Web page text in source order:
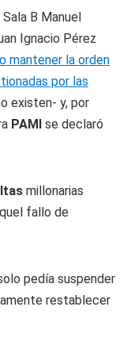
B Manuel
Ignacio Pérez
mantener la orden
por las
existen- y, por
PAMI se declaró
millonarias
fallo de
pedía suspender
restablecer